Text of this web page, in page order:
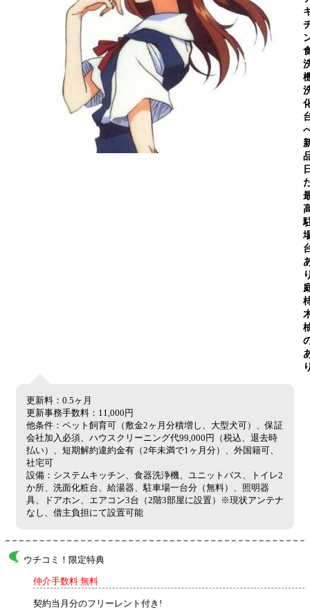
更新料：0.5ヶ月
更新事務手数料：11,000円
他条件：ペット飼育可（敷金2ヶ月分積増し、大型犬可）、保証
会社加入必須、ハウスクリーニング代99,000円（税込、退去時
払い）、短期解約違約金有（2年未満で1ヶ月分）、外国籍可、
社宅可
設備：システムキッチン、食器洗浄機、ユニットバス、トイレ2
か所、洗面化粧台、給湯器、駐車場一台分（無料）、照明器
具、ドアホン、エアコン3台（2階3部屋に設置）※現状アンテナ
なし、借主負担にて設置可能
ウチコミ！限定特典
仲介手数料 無料
契約当月分のフリーレント付き!